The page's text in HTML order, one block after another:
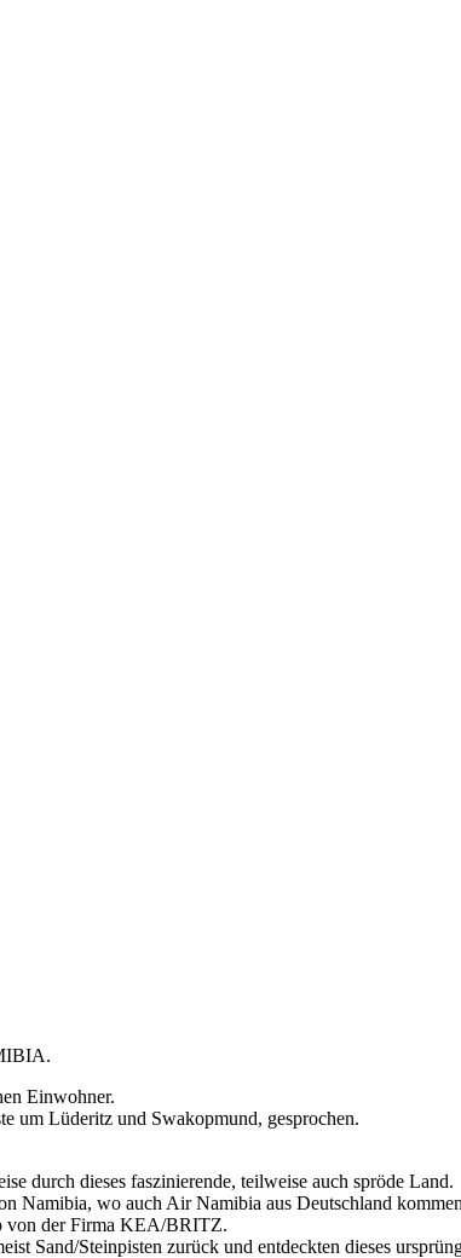
Einwohner.
um Lüderitz und Swakopmund, gesprochen.
durch dieses faszinierende, teilweise auch spröde Land.
Namibia, wo auch Air Namibia aus Deutschland
von der Firma KEA/BRITZ.
Sand/Steinpisten zurück und entdeckten dieses